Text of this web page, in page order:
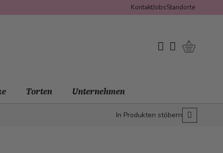
KontaktJobsStandorte
My Wishlist
Mein Konto
Torten Unternehmen
In Produkten stöbern